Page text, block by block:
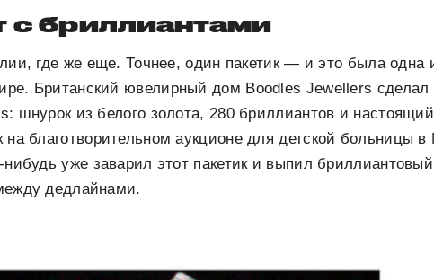
с бриллиантами
где же еще. Точнее, один пакетик — и это была одна
Британский ювелирный дом Boodles Jewellers сделал
шнурок из белого золота, 280 бриллиантов и
на благотворительном аукционе для детской больницы в
нибудь уже заварил этот пакетик и выпил
дедлайнами.